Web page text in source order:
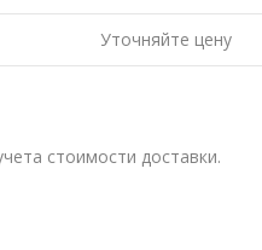
Уточняйте цену
стоимости доставки.